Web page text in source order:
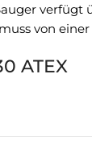
von
ATEX